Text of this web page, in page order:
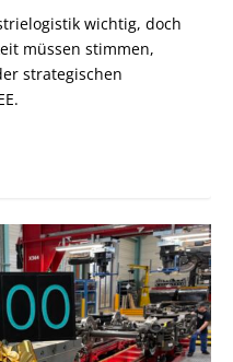
wichtig, doch
müssen stimmen,
strategischen